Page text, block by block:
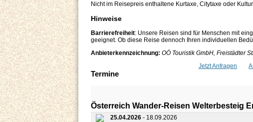
Nicht im Reisepreis enthaltene Kurtaxe, Citytaxe oder
Hinweise
Barrierefreiheit: Unsere Reisen sind für Menschen mit
geeignet. Ob diese Reise dennoch Ihren individuellen
Anbieterkennzeichnung: OÖ Touristik GmbH, Freistädter
Jetzt Anfragen
Termine
Österreich Wander-Reisen Welterbesteig
25.04.2026 - 18.09.2026